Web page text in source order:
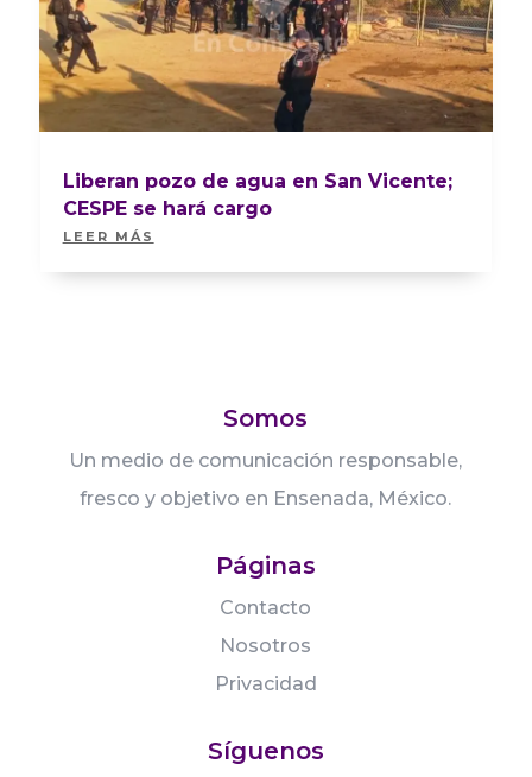
Liberan pozo de agua en San Vicente;
CESPE se hará cargo
LEER MÁS
Somos
Un medio de comunicación responsable,
fresco y objetivo en Ensenada, México.
Páginas
Contacto
Nosotros
Privacidad
Síguenos